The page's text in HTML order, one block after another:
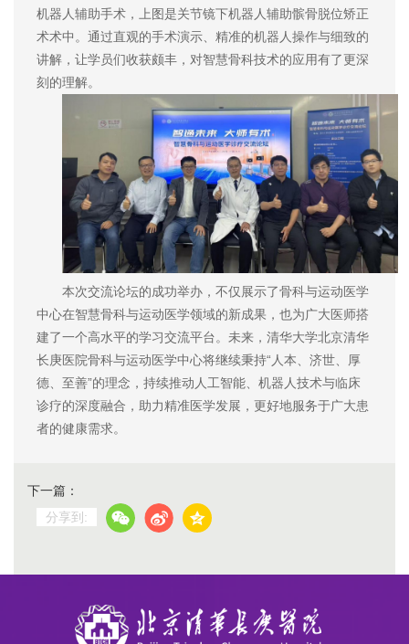
机器人辅助手术，上图是关节镜下机器人辅助髌骨脱位矫正
术术中。通过直观的手术演示、精准的机器人操作与细致的
讲解，让学员们收获颇丰，对智慧骨科技术的应用有了更深
刻的理解。
本次交流论坛的成功举办，不仅展示了骨科与运动医学
中心在智慧骨科与运动医学领域的新成果，也为广大医师搭
建了一个高水平的学习交流平台。未来，清华大学北京清华
长庚医院骨科与运动医学中心将继续秉持“人本、济世、厚
德、至善”的理念，持续推动人工智能、机器人技术与临床
诊疗的深度融合，助力精准医学发展，更好地服务于广大患
者的健康需求。
下一篇：
分享到: